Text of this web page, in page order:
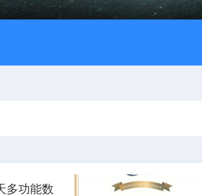
多功能数